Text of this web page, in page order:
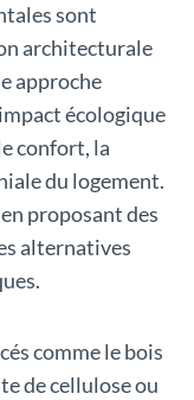
sont
architecturale
approche
écologique
confort, la
du logement.
proposant des
alternatives
comme le bois
de cellulose ou